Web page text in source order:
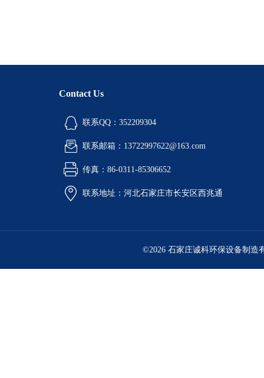
Contact Us
联系QQ：352209304
联系邮箱：13722997622@163.com
传真：86-0311-85306652
联系地址：河北石家庄市长安区西兆通
©2026 石家庄诚科环保设备制造